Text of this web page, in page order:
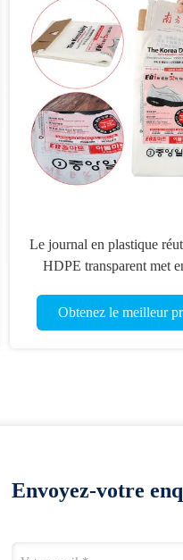
Le journal en plastique
HDPE transparent met
Obtenez le meilleur
Envoyez-votre